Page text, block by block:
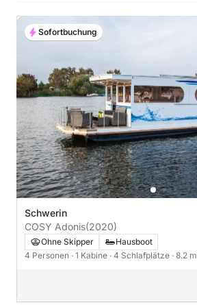
Schwerin
COSY Adonis(2020)
Ohne Skipper
Hausboot
4 Personen · 1 Kabine · 4 Schlafplätze · 8.2 m
Sofortbuchung